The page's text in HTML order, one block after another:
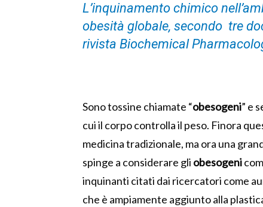
L’inquinamento chimico
obesità globale, secondo tre
rivista Biochemical
Sono tossine chiamate “obesogeni” e
cui il corpo controlla il peso. Finora
medicina tradizionale, ma ora una
spinge a considerare gli obesogeni
inquinanti citati dai ricercatori come
che è ampiamente aggiunto alla